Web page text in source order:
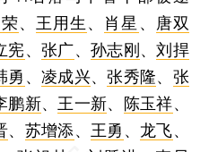
、王用生 、 肖星 、 唐双
宪、 张广、 孙志刚 、刘捍
勇 、 凌成兴、张秀隆、 张
鹏新、王一新、 陈玉祥、
、 苏增添、 王勇 、 龙飞、